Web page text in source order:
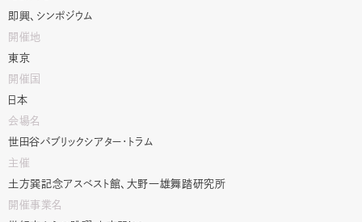
即興、シンポジウム
開催地
東京
開催国
日本
会場名
世田谷パブリックシアター・トラム
主催
土方巽記念アスベスト館、大野一雄舞踏研究所
開催事業名